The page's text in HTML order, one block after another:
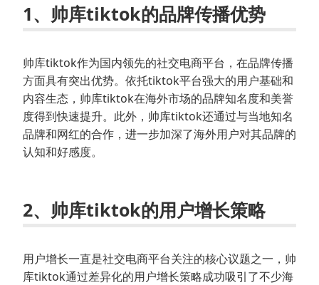
1、帅库tiktok的品牌传播优势
帅库tiktok作为国内领先的社交电商平台，在品牌传播
方面具有突出优势。依托tiktok平台强大的用户基础和
内容生态，帅库tiktok在海外市场的品牌知名度和美誉
度得到快速提升。此外，帅库tiktok还通过与当地知名
品牌和网红的合作，进一步加深了海外用户对其品牌的
认知和好感度。
2、帅库tiktok的用户增长策略
用户增长一直是社交电商平台关注的核心议题之一，帅
库tiktok通过差异化的用户增长策略成功吸引了不少海